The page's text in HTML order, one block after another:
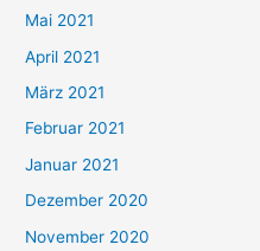
h
:
Mai 2021
April 2021
März 2021
Februar 2021
Januar 2021
Dezember 2020
November 2020